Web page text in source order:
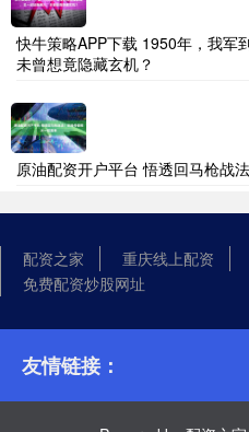
快牛策略APP下载 1950年，我军
未曾想竟隐藏玄机？
原油配资开户平台 悟透回马枪战
配资之家 重庆线上配资
免费配资炒股网址
友情链接：